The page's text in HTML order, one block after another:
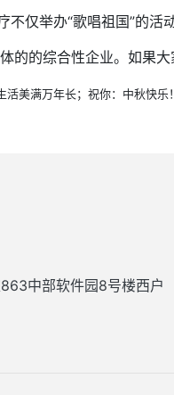
仅举办“歌唱祖国”的
的综合性企业。如果大
活美满万年长；祝你：中秋快乐
中部软件园8号楼西户